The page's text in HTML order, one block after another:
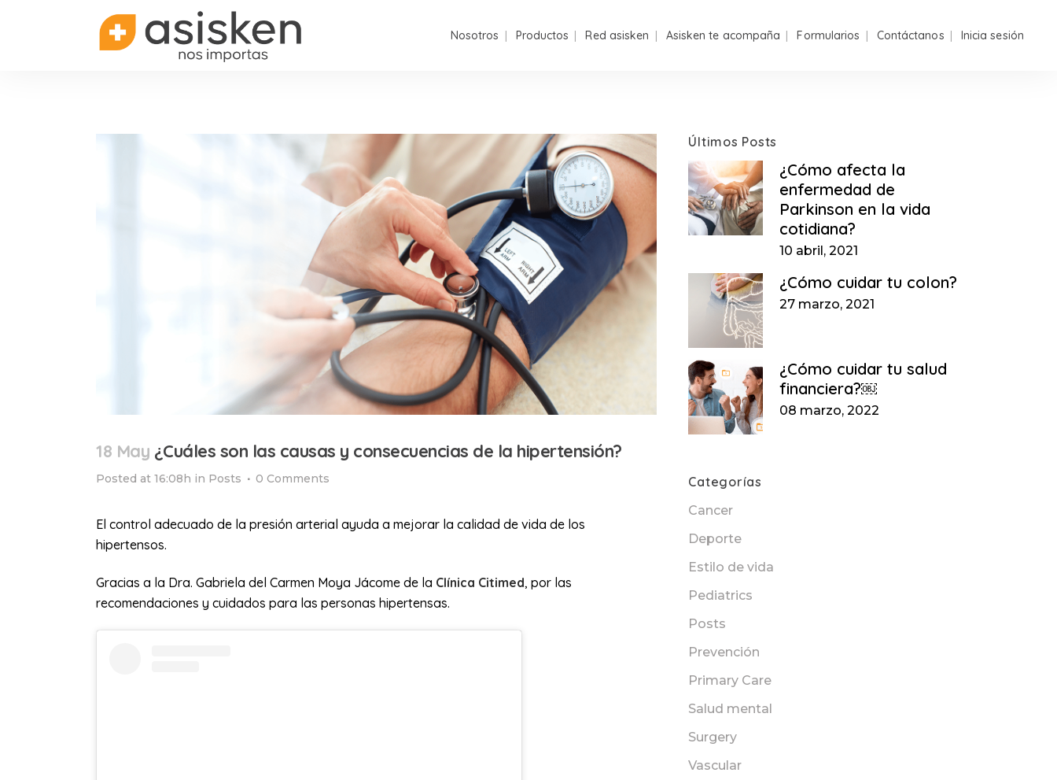
Nosotros Productos Red asisken Asisken te acompaña Formularios Contáctanos Inicia sesión
18 May ¿Cuáles son las causas y consecuencias de la hipertensión?
Posted at 16:08h in Posts 0 Comments
El control adecuado de la presión arterial ayuda a mejorar la calidad de vida de los
hipertensos.
Gracias a la Dra. Gabriela del Carmen Moya Jácome de la Clínica Citimed, por las
recomendaciones y cuidados para las personas hipertensas.
Últimos Posts
¿Cómo afecta la
enfermedad de
Parkinson en la vida
cotidiana?
10 abril, 2021
¿Cómo cuidar tu colon?
27 marzo, 2021
¿Cómo cuidar tu salud
financiera?￼
08 marzo, 2022
Categorías
Cancer
Deporte
Estilo de vida
Pediatrics
Posts
Prevención
Primary Care
Salud mental
Surgery
Vascular